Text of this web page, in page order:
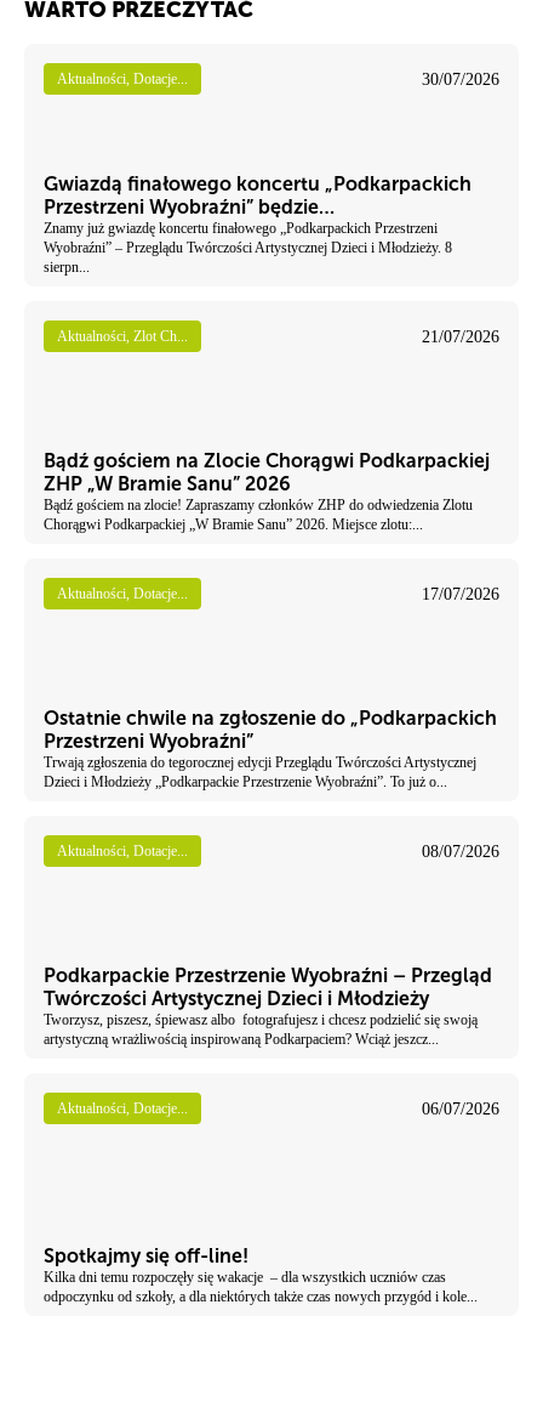
WARTO PRZECZYTAĆ
Aktualności, Dotacje... 30/07/2026
Gwiazdą finałowego koncertu „Podkarpackich
Przestrzeni Wyobraźni” będzie…
Znamy już gwiazdę koncertu finałowego „Podkarpackich Przestrzeni
Wyobraźni” – Przeglądu Twórczości Artystycznej Dzieci i Młodzieży. 8
sierpn...
Aktualności, Zlot Ch... 21/07/2026
Bądź gościem na Zlocie Chorągwi Podkarpackiej
ZHP „W Bramie Sanu” 2026
Bądź gościem na zlocie! Zapraszamy członków ZHP do odwiedzenia Zlotu
Chorągwi Podkarpackiej „W Bramie Sanu” 2026. Miejsce zlotu:...
Aktualności, Dotacje... 17/07/2026
Ostatnie chwile na zgłoszenie do „Podkarpackich
Przestrzeni Wyobraźni”
Trwają zgłoszenia do tegorocznej edycji Przeglądu Twórczości Artystycznej
Dzieci i Młodzieży „Podkarpackie Przestrzenie Wyobraźni”. To już o...
Aktualności, Dotacje... 08/07/2026
Podkarpackie Przestrzenie Wyobraźni – Przegląd
Twórczości Artystycznej Dzieci i Młodzieży
Tworzysz, piszesz, śpiewasz albo fotografujesz i chcesz podzielić się swoją
artystyczną wrażliwością inspirowaną Podkarpaciem? Wciąż jeszcz...
Aktualności, Dotacje... 06/07/2026
Spotkajmy się off-line!
Kilka dni temu rozpoczęły się wakacje – dla wszystkich uczniów czas
odpoczynku od szkoły, a dla niektórych także czas nowych przygód i kole...